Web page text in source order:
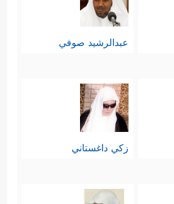
عبدالرشيد صوفي
زكي داغستاني